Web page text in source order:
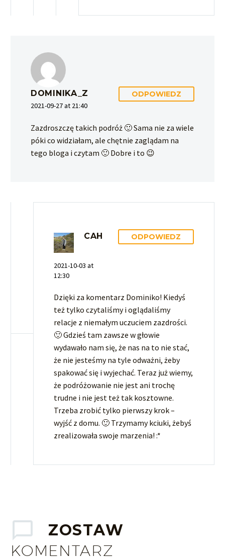
DOMINIKA_Z
2021-09-27 at 21:40
ODPOWIEDZ
Zazdroszczę takich podróż 🙂 Sama nie za wiele
póki co widziałam, ale chętnie zaglądam na
tego bloga i czytam 🙂 Dobre i to 😉
CAH
2021-10-03 at
12:30
ODPOWIEDZ
Dzięki za komentarz Dominiko! Kiedyś
też tylko czytaliśmy i oglądaliśmy
relacje z niemałym uczuciem zazdrości.
🙂 Gdzieś tam zawsze w głowie
wydawało nam się, że nas na to nie stać,
że nie jesteśmy na tyle odważni, żeby
spakować się i wyjechać. Teraz już wiemy,
że podróżowanie nie jest ani trochę
trudne i nie jest też tak kosztowne.
Trzeba zrobić tylko pierwszy krok –
wyjść z domu. 🙂 Trzymamy kciuki, żebyś
zrealizowała swoje marzenia! :*
ZOSTAW
KOMENTARZ